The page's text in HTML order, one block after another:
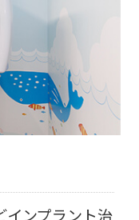
インプラント治